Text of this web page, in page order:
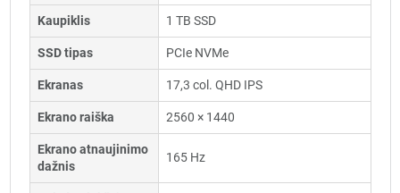
Kaupiklis 1 TB SSD
SSD tipas PCIe NVMe
Ekranas 17,3 col. QHD IPS
Ekrano raiška 2560 × 1440
Ekrano atnaujinimo
dažnis
165 Hz